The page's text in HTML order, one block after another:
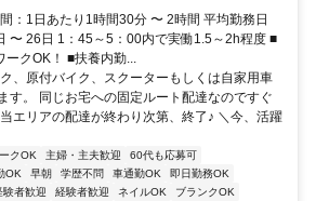
：1日あたり1時間30分 〜 2時間 平均勤務日
〜 26日 1：45～5：00内で実働1.5～2h程度 ■
ークOK！ ■扶養内勤...
、原付バイク、スクーターもしくは自家用車
す。 同じお宅への固定ルート配達なのですぐ
エリアの配達が終わり次第、終了♪ ＼今、活躍
クOK 主婦・主夫歓迎
60代も応募可
OK 早朝 学歴不問 車通勤OK
即日勤務OK
験者歓迎 経験者歓迎 ネイルOK
ブランクOK